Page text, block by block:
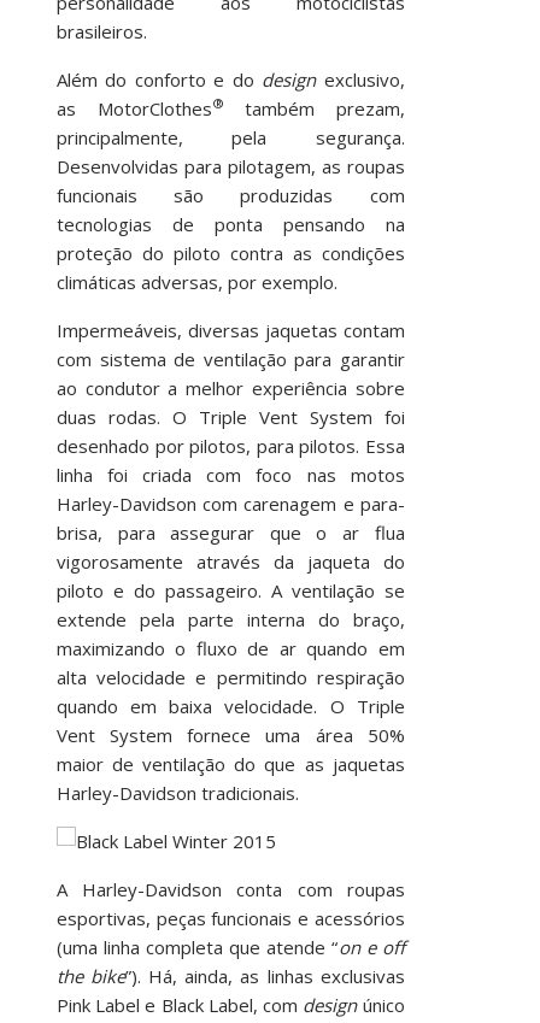
brasileiros.
Além do conforto e do designexclusivo,
as MotorClothes®
também prezam,
principalmente, pela segurança.
Desenvolvidas para pilotagem, as roupas
funcionais são produzidas com
tecnologias de ponta pensando na
proteção do piloto contra as condições
climáticas adversas, por exemplo.
Impermeáveis, diversas jaquetas contam
com sistema de ventilação para garantir
ao condutor a melhor experiência sobre
duas rodas. O Triple Vent System foi
desenhado por pilotos, para pilotos. Essa
linha foi criada com foco nas motos
Harley-Davidson com carenagem e para-
brisa, para assegurar que o ar flua
vigorosamente através da jaqueta do
piloto e do passageiro. A ventilação se
extende pela parte interna do braço,
maximizando o fluxo de ar quando em
alta velocidade e permitindo respiração
quando em baixa velocidade. O Triple
Vent System fornece uma área 50%
maior de ventilação do que as jaquetas
Harley-Davidson tradicionais.
A Harley-Davidson conta com roupas
esportivas, peças funcionais e acessórios
(uma linha completa que atende “on e off
the bike”). Há, ainda, as linhas exclusivas
Pink Label e Black Label, com designúnico